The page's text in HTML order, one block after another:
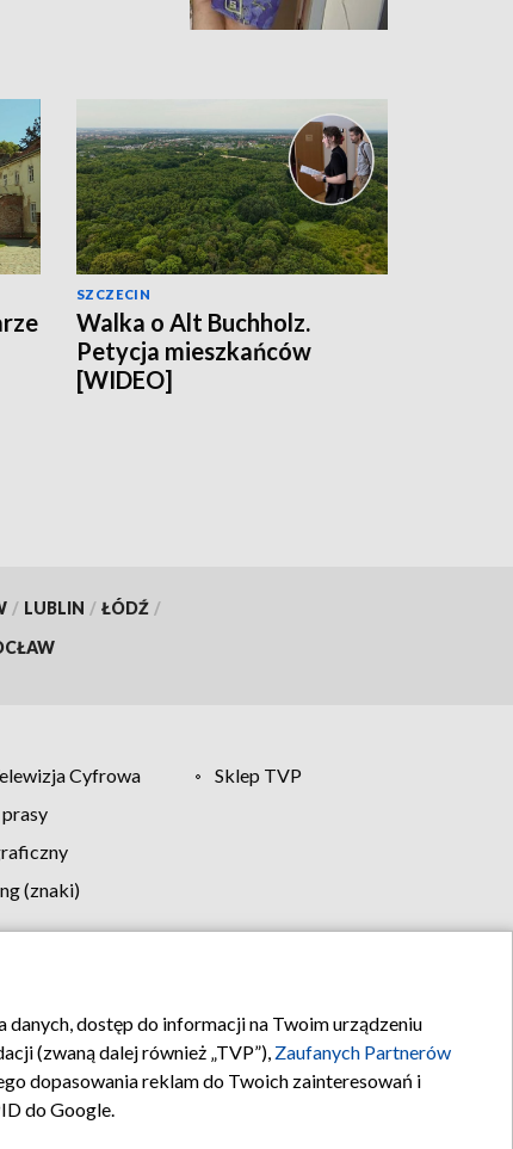
SZCZECIN
Walka o Alt Buchholz.
Petycja mieszkańców
[WIDEO]
/ LUBLIN / ŁÓDŹ /
Cyfrowa
Sklep TVP
(znaki)
Kontakt
dostęp do informacji na Twoim urządzeniu
(zwaną dalej również „TVP”), Zaufanych Partnerów
dopasowania reklam do Twoich zainteresowań i
do Google.